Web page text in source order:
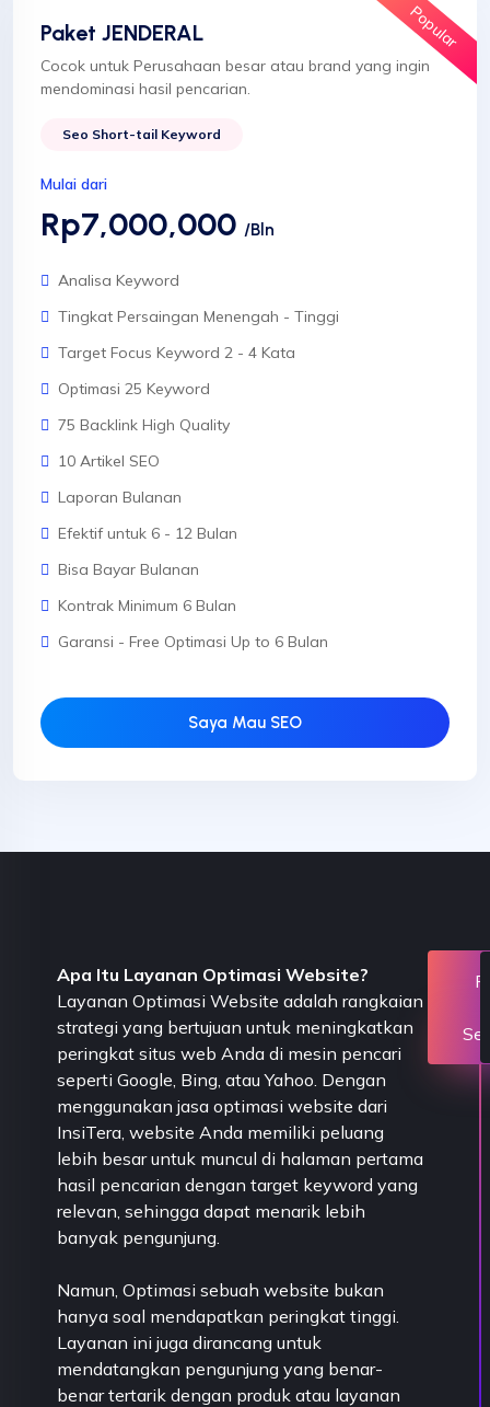
Popular
Paket JENDERAL
Cocok untuk Perusahaan besar atau brand yang ingin
mendominasi hasil pencarian.
Seo Short-tail Keyword
Mulai dari
Rp7,000,000 /Bln
Analisa Keyword
Tingkat Persaingan Menengah - Tinggi
Target Focus Keyword 2 - 4 Kata
Optimasi 25 Keyword
75 Backlink High Quality
10 Artikel SEO
Laporan Bulanan
Efektif untuk 6 - 12 Bulan
Bisa Bayar Bulanan
Kontrak Minimum 6 Bulan
Garansi - Free Optimasi Up to 6 Bulan
Saya Mau SEO
Apa Itu Layanan Optimasi Website?
Layanan Optimasi Website adalah rangkaian
strategi yang bertujuan untuk meningkatkan
peringkat situs web Anda di mesin pencari
seperti Google, Bing, atau Yahoo. Dengan
menggunakan jasa optimasi website dari
InsiTera, website Anda memiliki peluang
lebih besar untuk muncul di halaman pertama
hasil pencarian dengan target keyword yang
relevan, sehingga dapat menarik lebih
banyak pengunjung.
Namun, Optimasi sebuah website bukan
hanya soal mendapatkan peringkat tinggi.
Layanan ini juga dirancang untuk
mendatangkan pengunjung yang benar-
benar tertarik dengan produk atau layanan